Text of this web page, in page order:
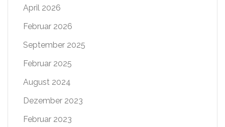
April 2026
Februar 2026
September 2025
Februar 2025
August 2024
Dezember 2023
Februar 2023